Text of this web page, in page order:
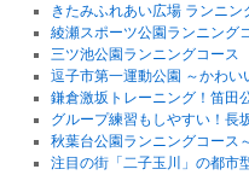
きたみふれあい広場 ランニン
綾瀬スポーツ公園ランニング
三ツ池公園ランニングコース
逗子市第一運動公園 ～かわい
鎌倉激坂トレーニング！笛田
グループ練習もしやすい！長
秋葉台公園ランニングコース
注目の街「二子玉川」の都市